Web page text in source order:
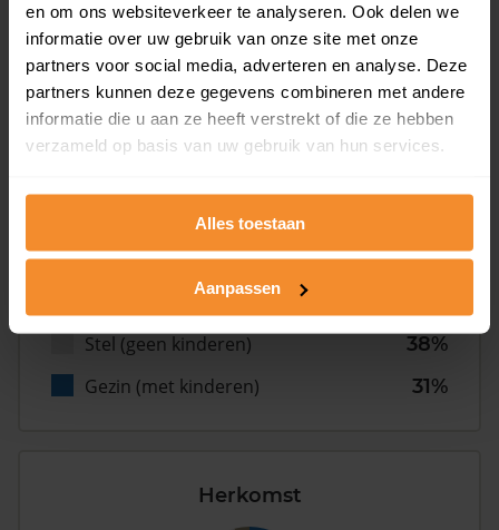
en om ons websiteverkeer te analyseren. Ook delen we
informatie over uw gebruik van onze site met onze
partners voor social media, adverteren en analyse. Deze
partners kunnen deze gegevens combineren met andere
informatie die u aan ze heeft verstrekt of die ze hebben
verzameld op basis van uw gebruik van hun services.
Alles toestaan
Aanpassen
Inwoners
Type huishoudens
Eénpersoons
Stel (geen kinderen)
38%
Gezin (met kinderen)
31%
Herkomst